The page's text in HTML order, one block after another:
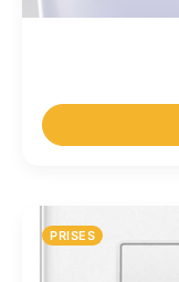
PRISES